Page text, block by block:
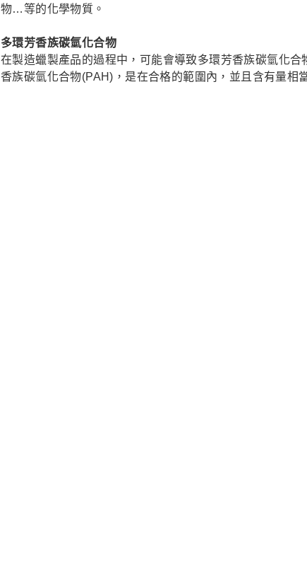
物…等的化學物質。
多環芳香族碳氫化合物
在製造蠟製產品的過程中，可能會導致多環芳香族碳氫化
香族碳氫化合物(PAH)，是在合格的範圍內，並且含有量相